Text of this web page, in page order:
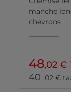
manche
chevrons
48,02 €
40 ,02 €